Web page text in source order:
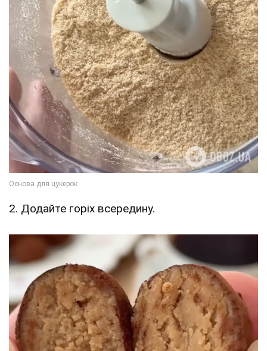
2. Додайте горіх всередину.